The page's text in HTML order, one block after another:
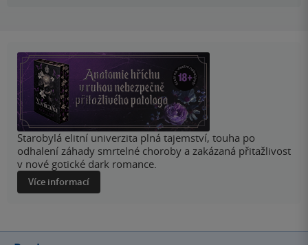
Starobylá elitní univerzita plná tajemství, touha po
odhalení záhady smrtelné choroby a zakázaná přitažlivost
v nové gotické dark romance.
Více informací